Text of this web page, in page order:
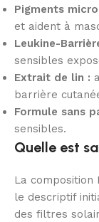
Pigments
et aident à
Leukine-
sensibles
Extrait de lin :
barrière
Formule sans
sensibles.
Quelle est
La composition
le descriptif
des filtres